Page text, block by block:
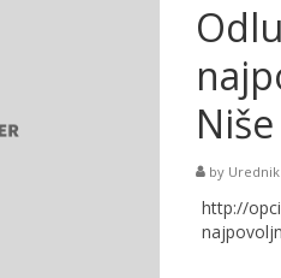
Niše
by Urednik
http://